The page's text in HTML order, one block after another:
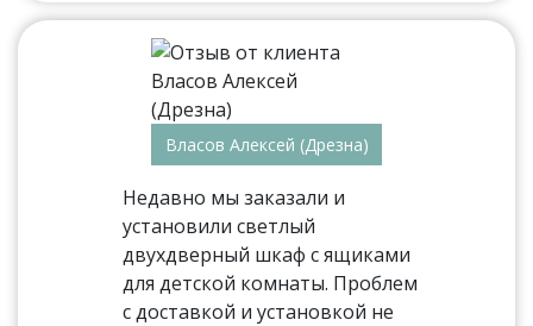
Власов Алексей (Дрезна)
Недавно мы заказали и
установили светлый
двухдверный шкаф с ящиками
для детской комнаты. Проблем
с доставкой и установкой не